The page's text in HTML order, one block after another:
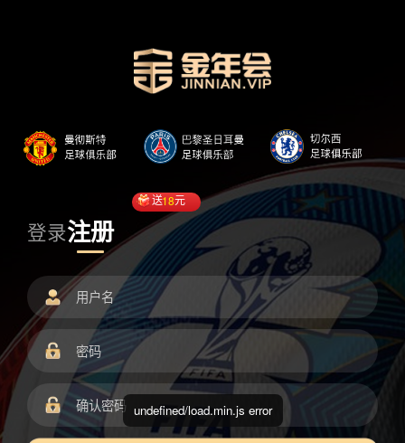
登录注册
送18元
undefined/load.min.js error